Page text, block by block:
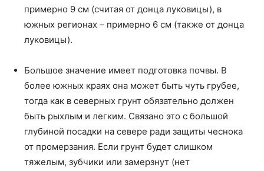
примерно 9 см (считая от донца луковицы), в
южных регионах – примерно 6 см (также от донца
луковицы).
Большое значение имеет подготовка почвы. В
более южных краях она может быть чуть грубее,
тогда как в северных грунт обязательно должен
быть рыхлым и легким. Связано это с большой
глубиной посадки на севере ради защиты чеснока
от промерзания. Если грунт будет слишком
тяжелым, зубчики или замерзнут (нет